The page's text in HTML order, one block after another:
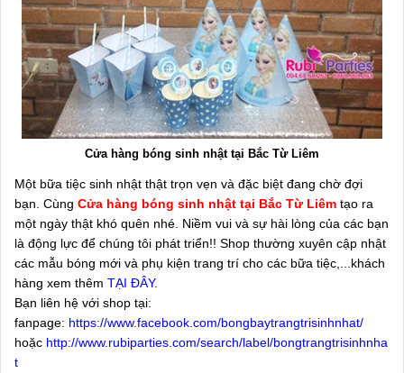
Cửa hàng bóng sinh nhật tại Bắc Từ Liêm
Một bữa tiệc sinh nhật thật trọn vẹn và đặc biệt đang chờ đợi
bạn. Cùng Cửa hàng bóng sinh nhật tại Bắc Từ Liêm tạo ra
một ngày thật khó quên nhé. Niềm vui và sự hài lòng của các bạn
là động lực để chúng tôi phát triển!! Shop thường xuyên cập nhật
các mẫu bóng mới và phụ kiện trang trí cho các bữa tiệc,...khách
hàng xem thêm TẠI ĐÂY.
Bạn liên hệ với shop tại:
fanpage: https://www.facebook.com/bongbaytrangtrisinhnhat/
hoặc http://www.rubiparties.com/search/label/bongtrangtrisinhnha
t